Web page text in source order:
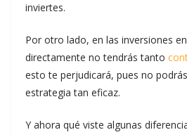
inviertes.
Por otro lado, en las inversiones
directamente no tendrás tanto
esto te perjudicará, pues no
estrategia tan eficaz.
Y ahora qué viste algunas